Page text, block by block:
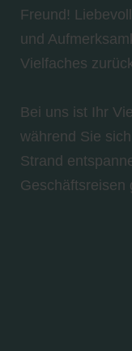
Freund!
und
Vielfaches
Bei uns ist Ihr
während Sie
Strand